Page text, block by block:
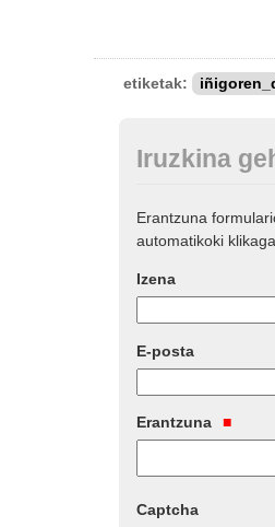
etiketak:
Iruzkina
Erantzuna
automatikoki
Izena
E-posta
Erantzuna
Captcha